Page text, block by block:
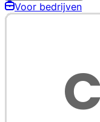
Voor bedrijven